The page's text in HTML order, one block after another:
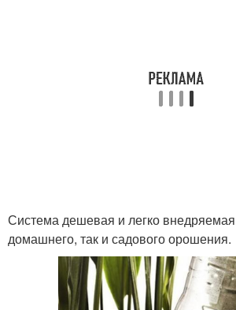
Система дешевая и легко внедряемая
домашнего, так и садового орошения.